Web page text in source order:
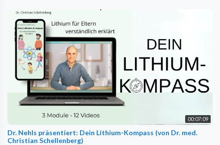
00:07:09
Dr. Nehls präsentiert: Dein Lithium-Kompass (von Dr. med.
Christian Schellenberg)